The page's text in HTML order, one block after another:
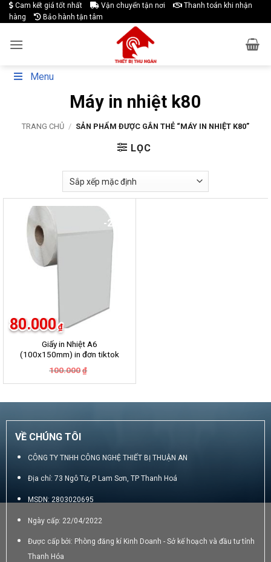
Skip
to
Cam kết giá tốt nhất Vận chuyển tận nơi
Thanh toán khi nhận
hàng
Bảo hành tận tâm
Menu
Máy in nhiệt k80
TRANG CHỦ / SẢN PHẨM ĐƯỢC GẮN THẺ “MÁY IN NHIỆT K80”
LỌC
-20%
Giấy in Nhiệt A6
(100x150mm) in đơn tiktok
100.000 ₫
là:
80.000 ₫
tại
80.000₫.
VỀ CHÚNG TÔI
CÔNG TY TNHH CÔNG NGHỆ THIẾT BỊ THUẬN AN
Địa chỉ: 73 Ngô Từ, P Lam Sơn, TP Thanh Hoá
MSDN: 2803020695
Ngày cấp: 22/04/2022
Được cấp bởi: Phòng đăng kí Kinh Doanh - Sở kế hoạch và đầu tư tỉnh
Thanh Hóa